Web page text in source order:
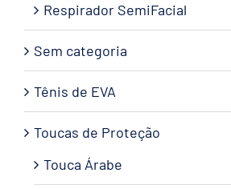
Respirador SemiFacial
Sem categoria
Tênis de EVA
Toucas de Proteção
Touca Árabe